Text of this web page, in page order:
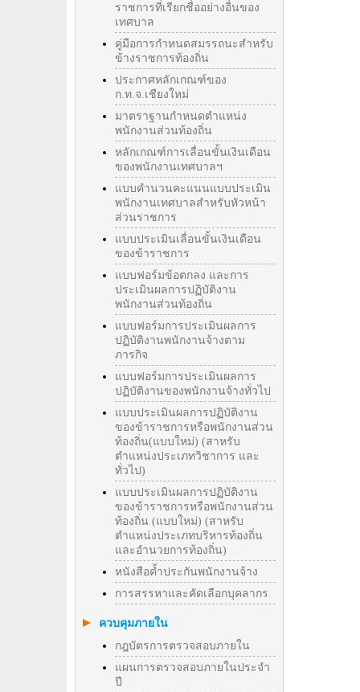
ราชการที่เรียกชื่ออย่างอื่นของ
เทศบาล
คู่มือการกำหนดสมรรถนะสำหรับ
ข้างราชการท้องถิ่น
ประกาศหลักเกณฑ์ของ
ก.ท.จ.เชียงใหม่
มาตราฐานกำหนดตำแหน่ง
พนักงานส่วนท้องถิ่น
หลักเกณฑ์การเลื่อนขั้นเงินเดือน
ของพนักงานเทศบาลฯ
แบบคำนวนคะแนนแบบประเมิน
พนักงานเทศบาลสำหรับหัวหน้า
ส่วนราชการ
แบบประเมินเลื่อนขั้นเงินเดือน
ของข้าราชการ
แบบฟอร์มข้อตกลง และการ
ประเมินผลการปฏิบัติงาน
พนักงานส่วนท้องถิ่น
แบบฟอร์มการประเมินผลการ
ปฏิบัติงานพนักงานจ้างตาม
ภารกิจ
แบบฟอร์มการประเมินผลการ
ปฏิบัติงานของพนักงานจ้างทั่วไป
แบบประเมินผลการปฏิบัติงาน
ของข้าราชการหรือพนักงานส่วน
ท้องถิ่น(แบบใหม่) (สาหรับ
ตำแหน่งประเภทวิชาการ และ
ทั่วไป)
แบบประเมินผลการปฏิบัติงาน
ของข้าราชการหรือพนักงานส่วน
ท้องถิ่น (แบบใหม่) (สาหรับ
ตำแหน่งประเภทบริหารท้องถิ่น
และอำนวยการท้องถิ่น)
หนังสือค้ำประกันพนักงานจ้าง
การสรรหาและคัดเลือกบุคลากร
ควบคุมภายใน
กฎบัตรการตรวจสอบภายใน
แผนการตรวจสอบภายในประจำ
ปี